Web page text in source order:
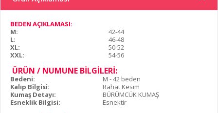
BEDEN AÇIKLAMASI:
M:
42-44
L:
46-48
XL:
50-52
XXL:
54-56
ÜRÜN / NUMUNE BİLGİLERİ:
Bedeni:
M - 42 beden
Kalıp Bilgisi:
Rahat Kesim
Kumaş Detayı:
BÜRÜMCÜK KUMAŞ
Esneklik Bilgisi:
Esnektir